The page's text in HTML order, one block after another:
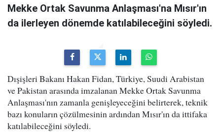
Mekke Ortak Savunma Anlaşması'na Mısır'ın
da ilerleyen dönemde katılabileceğini söyledi.
Dışişleri Bakanı Hakan Fidan, Türkiye, Suudi Arabistan
ve Pakistan arasında imzalanan Mekke Ortak Savunma
Anlaşması'nın zamanla genişleyeceğini belirterek, teknik
bazı konuların çözülmesinin ardından Mısır'ın da ittifaka
katılabileceğini söyledi.